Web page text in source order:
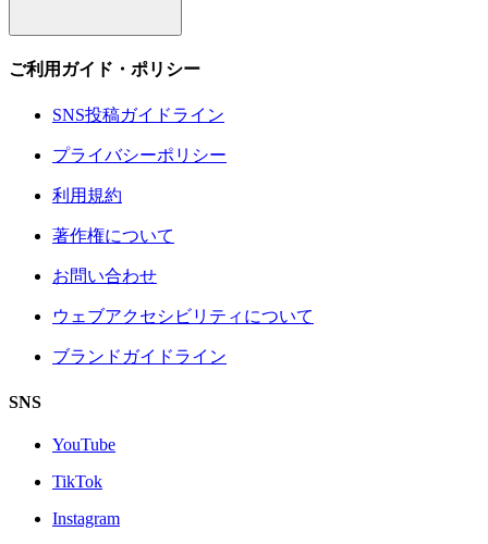
ご利用ガイド・ポリシー
SNS投稿ガイドライン
プライバシーポリシー
利用規約
著作権について
お問い合わせ
ウェブアクセシビリティについて
ブランドガイドライン
SNS
YouTube
TikTok
Instagram